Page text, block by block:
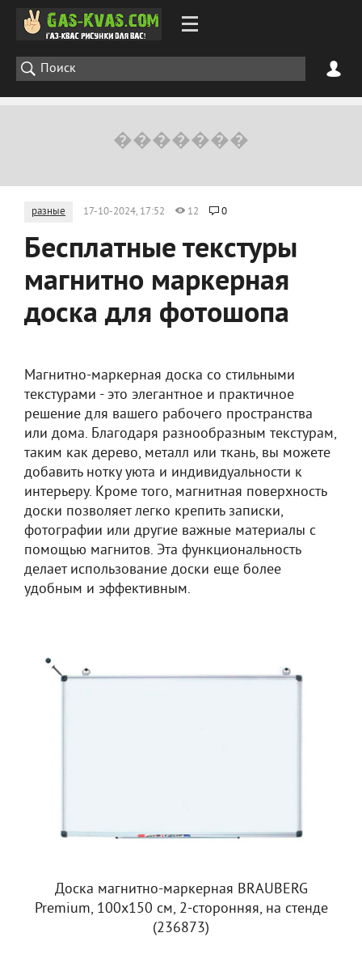
разные 17-10-2024, 17:52 12 0
Бесплатные текстуры
магнитно маркерная
доска для фотошопа
Магнитно-маркерная доска со стильными
текстурами - это элегантное и практичное
решение для вашего рабочего пространства
или дома. Благодаря разнообразным текстурам,
таким как дерево, металл или ткань, вы можете
добавить нотку уюта и индивидуальности к
интерьеру. Кроме того, магнитная поверхность
доски позволяет легко крепить записки,
фотографии или другие важные материалы с
помощью магнитов. Эта функциональность
делает использование доски еще более
удобным и эффективным.
Доска магнитно-маркерная BRAUBERG
Premium, 100х150 см, 2-сторонняя, на стенде
(236873)